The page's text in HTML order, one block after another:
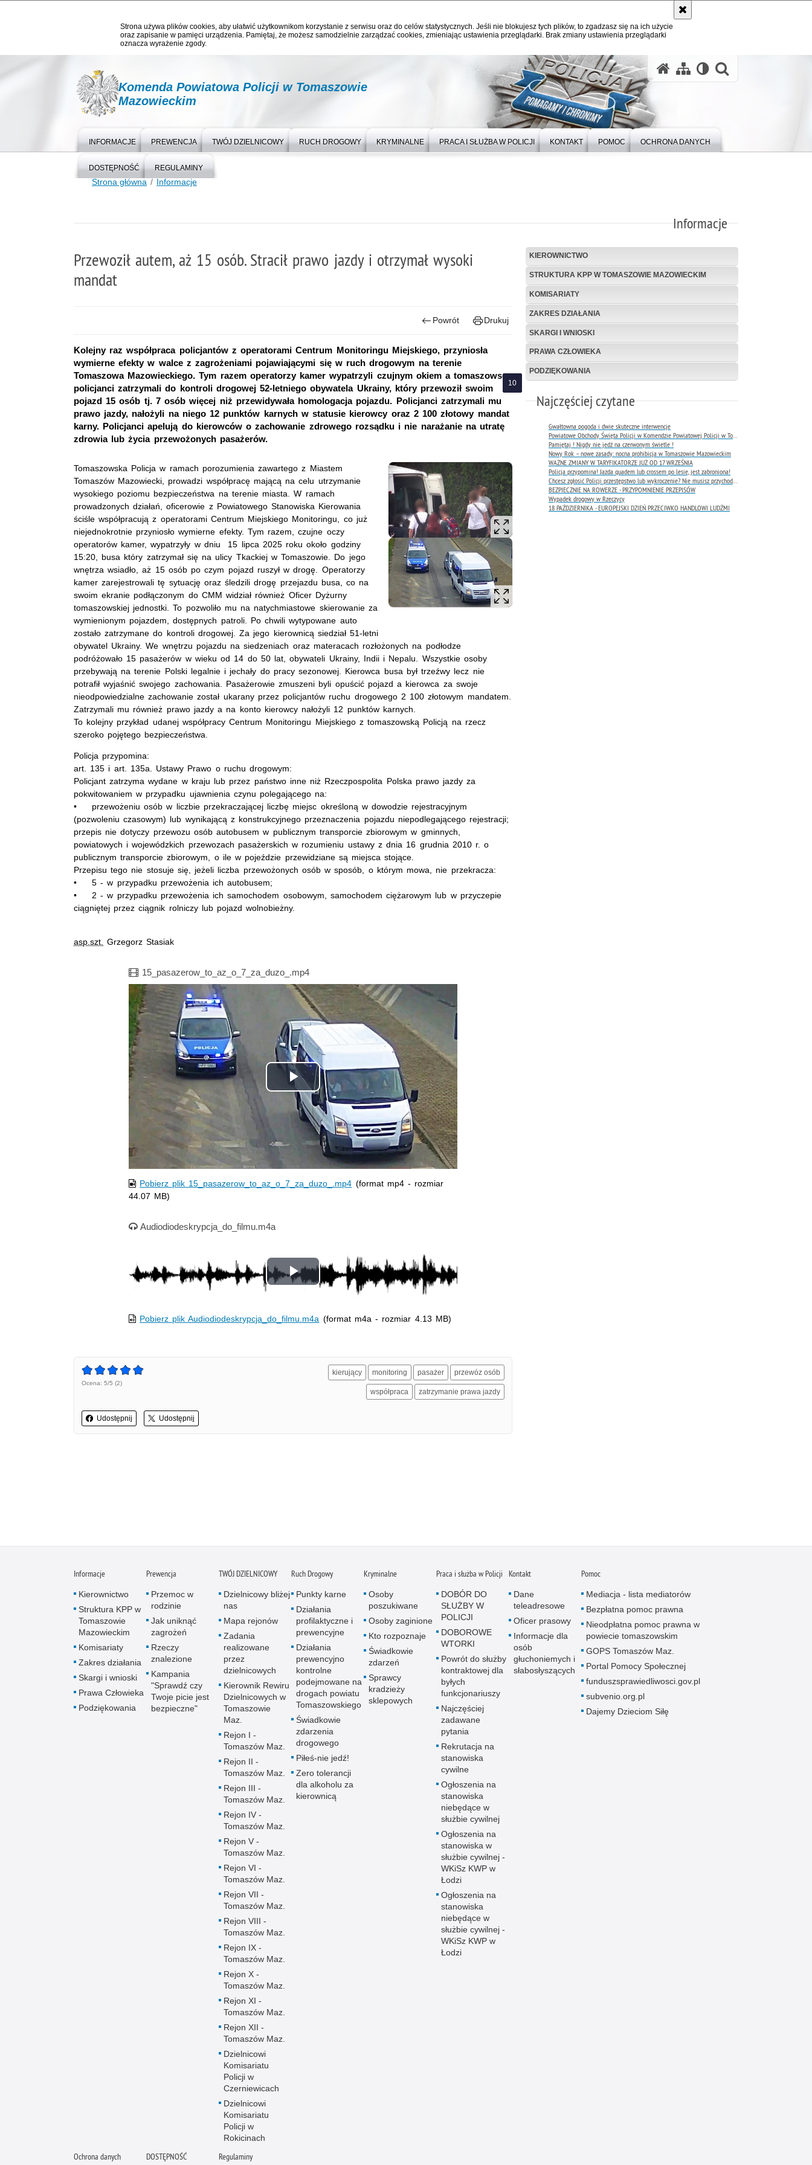
Strona używa plików cookies, aby ułatwić użytkownikom korzystanie z serwisu oraz do celów statystycznych. Jeśli nie blokujesz tych plików, to zgadzasz się na ich użycie
oraz zapisanie w pamięci urządzenia. Pamiętaj, że możesz samodzielnie zarządzać cookies, zmieniając ustawienia przeglądarki. Brak zmiany ustawienia przeglądarki
oznacza wyrażenie zgody.
Komenda Powiatowa Policji w Tomaszowie
Mazowieckim
INFORMACJE PREWENCJA TWÓJ DZIELNICOWY RUCH DROGOWY KRYMINALNE PRACA I SŁUŻBA W POLICJI KONTAKT POMOC OCHRONA DANYCH
DOSTĘPNOŚĆ REGULAMINY
Strona główna Informacje
Informacje
Przewoził autem, aż 15 osób. Stracił prawo jazdy i otrzymał wysoki
mandat
Powrót Drukuj
Kolejny raz współpraca policjantów z operatorami Centrum Monitoringu Miejskiego, przyniosła
wymierne efekty w walce z zagrożeniami pojawiającymi się w ruch drogowym na terenie
Tomaszowa Mazowieckiego. Tym razem operatorzy kamer wypatrzyli czujnym okiem a tomaszowscy
policjanci zatrzymali do kontroli drogowej 52-letniego obywatela Ukrainy, który przewoził swoim
pojazd 15 osób tj. 7 osób więcej niż przewidywała homologacja pojazdu. Policjanci zatrzymali mu
prawo jazdy, nałożyli na niego 12 punktów karnych w statusie kierowcy oraz 2 100 złotowy mandat
karny. Policjanci apelują do kierowców o zachowanie zdrowego rozsądku i nie narażanie na utratę
zdrowia lub życia przewożonych pasażerów.
Tomaszowska Policja w ramach porozumienia zawartego z Miastem
Tomaszów Mazowiecki, prowadzi współpracę mającą na celu utrzymanie
wysokiego poziomu bezpieczeństwa na terenie miasta. W ramach
prowadzonych działań, oficerowie z Powiatowego Stanowiska Kierowania
ściśle współpracują z operatorami Centrum Miejskiego Monitoringu, co już
niejednokrotnie przyniosło wymierne efekty. Tym razem, czujne oczy
operatorów kamer, wypatrzyły w dniu 15 lipca 2025 roku około godziny
15:20, busa który zatrzymał się na ulicy Tkackiej w Tomaszowie. Do jego
wnętrza wsiadło, aż 15 osób po czym pojazd ruszył w drogę. Operatorzy
kamer zarejestrowali tę sytuację oraz śledzili drogę przejazdu busa, co na
swoim ekranie podłączonym do CMM widział również Oficer Dyżurny
tomaszowskiej jednostki. To pozwoliło mu na natychmiastowe skierowanie za
wymienionym pojazdem, dostępnych patroli. Po chwili wytypowane auto
zostało zatrzymane do kontroli drogowej. Za jego kierownicą siedział 51-letni
obywatel Ukrainy. We wnętrzu pojazdu na siedzeniach oraz materacach rozłożonych na podłodze
podróżowało 15 pasażerów w wieku od 14 do 50 lat, obywateli Ukrainy, Indii i Nepalu. Wszystkie osoby
przebywają na terenie Polski legalnie i jechały do pracy sezonowej. Kierowca busa był trzeźwy lecz nie
potrafił wyjaśnić swojego zachowania. Pasażerowie zmuszeni byli opuścić pojazd a kierowca za swoje
nieodpowiedzialne zachowanie został ukarany przez policjantów ruchu drogowego 2 100 złotowym mandatem.
Zatrzymali mu również prawo jazdy a na konto kierowcy nałożyli 12 punktów karnych.
To kolejny przykład udanej współpracy Centrum Monitoringu Miejskiego z tomaszowską Policją na rzecz
szeroko pojętego bezpieczeństwa.
Policja przypomina:
art. 135 i art. 135a. Ustawy Prawo o ruchu drogowym:
Policjant zatrzyma wydane w kraju lub przez państwo inne niż Rzeczpospolita Polska prawo jazdy za
pokwitowaniem w przypadku ujawnienia czynu polegającego na:
• przewożeniu osób w liczbie przekraczającej liczbę miejsc określoną w dowodzie rejestracyjnym
(pozwoleniu czasowym) lub wynikającą z konstrukcyjnego przeznaczenia pojazdu niepodlegającego rejestracji;
przepis nie dotyczy przewozu osób autobusem w publicznym transporcie zbiorowym w gminnych,
powiatowych i wojewódzkich przewozach pasażerskich w rozumieniu ustawy z dnia 16 grudnia 2010 r. o
publicznym transporcie zbiorowym, o ile w pojeździe przewidziane są miejsca stojące.
Przepisu tego nie stosuje się, jeżeli liczba przewożonych osób w sposób, o którym mowa, nie przekracza:
• 5 - w przypadku przewożenia ich autobusem;
• 2 - w przypadku przewożenia ich samochodem osobowym, samochodem ciężarowym lub w przyczepie
ciągniętej przez ciągnik rolniczy lub pojazd wolnobieżny.
asp.szt. Grzegorz Stasiak
Film
15_pasazerow_to_az_o_7_za_duzo_.mp4
Odtwórz
wideo
Pobierz plik 15_pasazerow_to_az_o_7_za_duzo_.mp4 (format mp4 - rozmiar
44.07 MB)
Nagranie audio
Audiodiodeskrypcja_do_filmu.m4a
Odtwórz
wideo
Pobierz plik Audiodiodeskrypcja_do_filmu.m4a (format m4a - rozmiar 4.13 MB)
Ocena: 5/5 (2)
Udostępnij Udostępnij
kierujący monitoring pasażer przewóz osób
współpraca zatrzymanie prawa jazdy
KIEROWNICTWO
STRUKTURA KPP W TOMASZOWIE MAZOWIECKIM
KOMISARIATY
ZAKRES DZIAŁANIA
SKARGI I WNIOSKI
PRAWA CZŁOWIEKA
PODZIĘKOWANIA
Najczęściej czytane
Gwałtowna pogoda i dwie skuteczne interwencje
Powiatowe Obchody Święta Policji w Komendzie Powiatowej Policji w Tomaszowie Mazowieckim
Pamiętaj ! Nigdy nie jedź na czerwonym świetle !
Nowy Rok – nowe zasady: nocna prohibicja w Tomaszowie Mazowieckim
WAŻNE ZMIANY W TARYFIKATORZE JUŻ OD 17 WRZEŚNIA
Policja przypomina! Jazda quadem lub crossem po lesie, jest zabroniona!
Chcesz zgłosić Policji przestępstwo lub wykroczenie? Nie musisz przychodzić do komendy !
BEZPIECZNIE NA ROWERZE - PRZYPOMNIENIE PRZEPISÓW
Wypadek drogowy w Rzeczycy
18 PAŹDZIERNIKA - EUROPEJSKI DZIEŃ PRZECIWKO HANDLOWI LUDŹMI
Informacje
Kierownictwo
Struktura KPP w
Tomaszowie
Mazowieckim
Komisariaty
Zakres działania
Skargi i wnioski
Prawa Człowieka
Podziękowania
Prewencja
Przemoc w
rodzinie
Jak uniknąć
zagrożeń
Rzeczy
znalezione
Kampania
"Sprawdź czy
Twoje picie jest
bezpieczne"
TWÓJ DZIELNICOWY
Dzielnicowy bliżej
nas
Mapa rejonów
Zadania
realizowane
przez
dzielnicowych
Kierownik Rewiru
Dzielnicowych w
Tomaszowie
Maz.
Rejon I -
Tomaszów Maz.
Rejon II -
Tomaszów Maz.
Rejon III -
Tomaszów Maz.
Rejon IV -
Tomaszów Maz.
Rejon V -
Tomaszów Maz.
Rejon VI -
Tomaszów Maz.
Rejon VII -
Tomaszów Maz.
Rejon VIII -
Tomaszów Maz.
Rejon IX -
Tomaszów Maz.
Rejon X -
Tomaszów Maz.
Rejon XI -
Tomaszów Maz.
Rejon XII -
Tomaszów Maz.
Dzielnicowi
Komisariatu
Policji w
Czerniewicach
Dzielnicowi
Komisariatu
Policji w
Rokicinach
Ruch Drogowy
Punkty karne
Działania
profilaktyczne i
prewencyjne
Działania
prewencyjno
kontrolne
podejmowane na
drogach powiatu
Tomaszowskiego
Świadkowie
zdarzenia
drogowego
Piłeś-nie jedź!
Zero tolerancji
dla alkoholu za
kierownicą
Kryminalne
Osoby
poszukiwane
Osoby zaginione
Kto rozpoznaje
Świadkowie
zdarzeń
Sprawcy
kradzieży
sklepowych
Praca i służba w Policji
DOBÓR DO
SŁUŻBY W
POLICJI
DOBOROWE
WTORKI
Powrót do służby
kontraktowej dla
byłych
funkcjonariuszy
Najczęściej
zadawane
pytania
Rekrutacja na
stanowiska
cywilne
Ogłoszenia na
stanowiska
niebędące w
służbie cywilnej
Ogłoszenia na
stanowiska w
służbie cywilnej -
WKiSz KWP w
Łodzi
Ogłoszenia na
stanowiska
niebędące w
służbie cywilnej -
WKiSz KWP w
Łodzi
Kontakt
Dane
teleadresowe
Oficer prasowy
Informacje dla
osób
głuchoniemych i
słabosłyszących
Pomoc
Mediacja - lista mediatorów
Bezpłatna pomoc prawna
Nieodpłatna pomoc prawna w
powiecie tomaszowskim
GOPS Tomaszów Maz.
Portal Pomocy Społecznej
funduszsprawiedliwosci.gov.pl
subvenio.org.pl
Dajemy Dzieciom Siłę
Ochrona danych DOSTĘPNOŚĆ Regulaminy